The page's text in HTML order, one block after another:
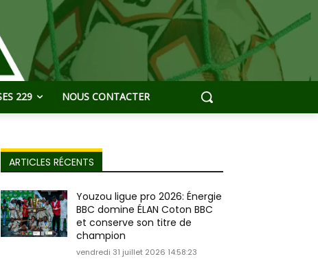
229 NOUS CONTACTER
ARTICLES RÉCENTS
Youzou ligue pro 2026: Énergie
BBC domine ÉLAN Coton BBC
et conserve son titre de
champion
vendredi 31 juillet 2026 14:58:23